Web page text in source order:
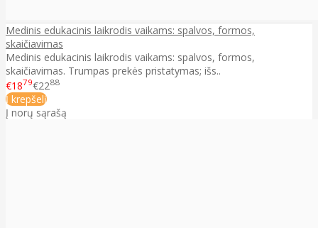
Medinis edukacinis laikrodis vaikams: spalvos, formos,
skaičiavimas
Medinis edukacinis laikrodis vaikams: spalvos, formos,
skaičiavimas. Trumpas prekės pristatymas; išs..
€1879€2288
Į krepšelį
Į norų sąrašą